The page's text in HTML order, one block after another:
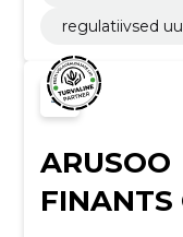
regulatiivsed
ARUSOO
FINANTS